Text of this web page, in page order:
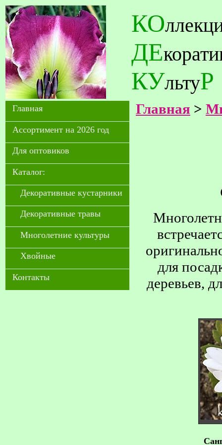
КО
ДЕ
КУльтуР
Главная
Ассортимент на 2026 год
Для оптовиков
Каталог:
Декоративные кустарники
Декоративные травы
Многолетние культуры
Хвойные
Контакты
Главная >
для
деревьев,